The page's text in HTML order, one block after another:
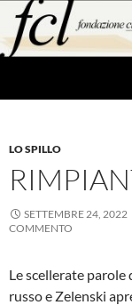
contenuto
LO SPILLO
SETTEMBRE 24, 2022
COMMENTO
Le scellerate
russo e Zelenski